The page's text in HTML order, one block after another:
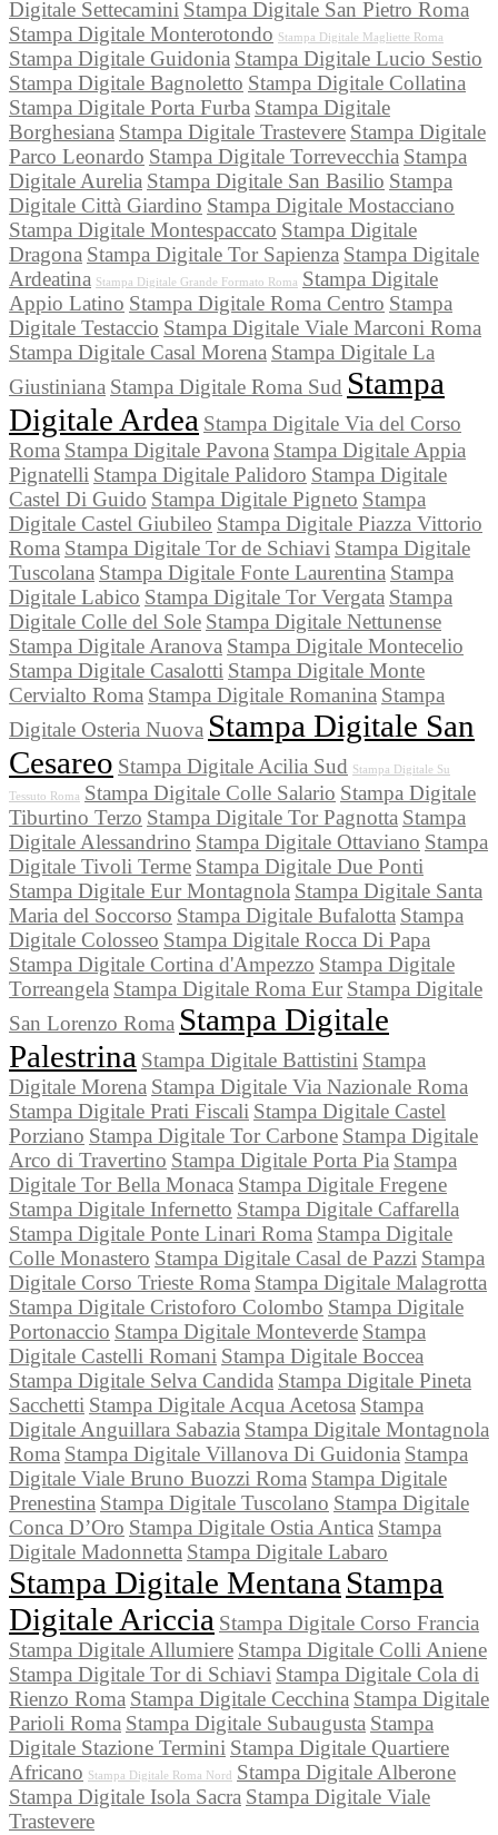
Digitale Settecamini Stampa Digitale San Pietro Roma
Stampa Digitale Monterotondo Stampa Digitale Magliette Roma
Stampa Digitale Guidonia Stampa Digitale Lucio Sestio
Stampa Digitale Bagnoletto Stampa Digitale Collatina
Stampa Digitale Porta Furba Stampa Digitale
Borghesiana Stampa Digitale Trastevere Stampa Digitale
Parco Leonardo Stampa Digitale Torrevecchia Stampa
Digitale Aurelia Stampa Digitale San Basilio Stampa
Digitale Città Giardino Stampa Digitale Mostacciano
Stampa Digitale Montespaccato Stampa Digitale
Dragona Stampa Digitale Tor Sapienza Stampa Digitale
Ardeatina Stampa Digitale Grande Formato Roma Stampa Digitale
Appio Latino Stampa Digitale Roma Centro Stampa
Digitale Testaccio Stampa Digitale Viale Marconi Roma
Stampa Digitale Casal Morena Stampa Digitale La
Giustiniana Stampa Digitale Roma Sud Stampa
Digitale Ardea Stampa Digitale Via del Corso
Roma Stampa Digitale Pavona Stampa Digitale Appia
Pignatelli Stampa Digitale Palidoro Stampa Digitale
Castel Di Guido Stampa Digitale Pigneto Stampa
Digitale Castel Giubileo Stampa Digitale Piazza Vittorio
Roma Stampa Digitale Tor de Schiavi Stampa Digitale
Tuscolana Stampa Digitale Fonte Laurentina Stampa
Digitale Labico Stampa Digitale Tor Vergata Stampa
Digitale Colle del Sole Stampa Digitale Nettunense
Stampa Digitale Aranova Stampa Digitale Montecelio
Stampa Digitale Casalotti Stampa Digitale Monte
Cervialto Roma Stampa Digitale Romanina Stampa
Digitale Osteria Nuova Stampa Digitale San
Cesareo Stampa Digitale Acilia Sud Stampa Digitale Su
Tessuto Roma Stampa Digitale Colle Salario Stampa Digitale
Tiburtino Terzo Stampa Digitale Tor Pagnotta Stampa
Digitale Alessandrino Stampa Digitale Ottaviano Stampa
Digitale Tivoli Terme Stampa Digitale Due Ponti
Stampa Digitale Eur Montagnola Stampa Digitale Santa
Maria del Soccorso Stampa Digitale Bufalotta Stampa
Digitale Colosseo Stampa Digitale Rocca Di Papa
Stampa Digitale Cortina d'Ampezzo Stampa Digitale
Torreangela Stampa Digitale Roma Eur Stampa Digitale
San Lorenzo Roma Stampa Digitale
Palestrina Stampa Digitale Battistini Stampa
Digitale Morena Stampa Digitale Via Nazionale Roma
Stampa Digitale Prati Fiscali Stampa Digitale Castel
Porziano Stampa Digitale Tor Carbone Stampa Digitale
Arco di Travertino Stampa Digitale Porta Pia Stampa
Digitale Tor Bella Monaca Stampa Digitale Fregene
Stampa Digitale Infernetto Stampa Digitale Caffarella
Stampa Digitale Ponte Linari Roma Stampa Digitale
Colle Monastero Stampa Digitale Casal de Pazzi Stampa
Digitale Corso Trieste Roma Stampa Digitale Malagrotta
Stampa Digitale Cristoforo Colombo Stampa Digitale
Portonaccio Stampa Digitale Monteverde Stampa
Digitale Castelli Romani Stampa Digitale Boccea
Stampa Digitale Selva Candida Stampa Digitale Pineta
Sacchetti Stampa Digitale Acqua Acetosa Stampa
Digitale Anguillara Sabazia Stampa Digitale Montagnola
Roma Stampa Digitale Villanova Di Guidonia Stampa
Digitale Viale Bruno Buozzi Roma Stampa Digitale
Prenestina Stampa Digitale Tuscolano Stampa Digitale
Conca D’Oro Stampa Digitale Ostia Antica Stampa
Digitale Madonnetta Stampa Digitale Labaro
Stampa Digitale MentanaStampa
Digitale Ariccia Stampa Digitale Corso Francia
Stampa Digitale Allumiere Stampa Digitale Colli Aniene
Stampa Digitale Tor di Schiavi Stampa Digitale Cola di
Rienzo Roma Stampa Digitale Cecchina Stampa Digitale
Parioli Roma Stampa Digitale Subaugusta Stampa
Digitale Stazione Termini Stampa Digitale Quartiere
Africano Stampa Digitale Roma Nord
Stampa Digitale Alberone
Stampa Digitale Isola Sacra Stampa Digitale Viale
Trastevere